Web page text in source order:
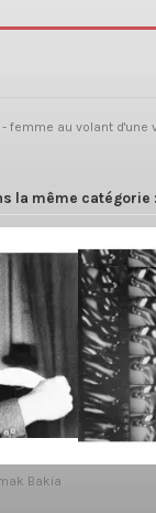
femme au volant d'une
la même catégorie :
Bakia